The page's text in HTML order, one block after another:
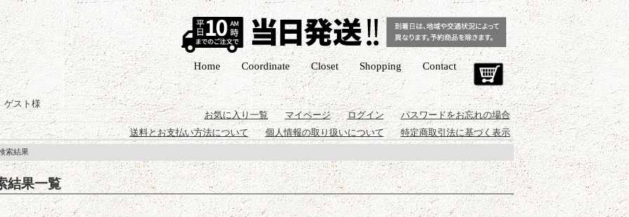
Cart
Contact
Shopping
Closet
Coordinate
Home
スト様
お気に入り一覧
マイページ ログイン
パスワードをお忘れの場合
送料とお支払い方法について
個人情報の取り扱いについて 特定商取引法に基づく表示
索結果
結果一覧